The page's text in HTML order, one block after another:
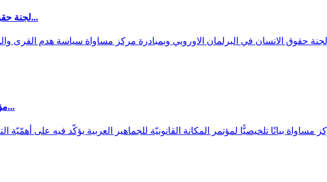
لجنة حقوق الانسان في البرلمان الاوروبي تناقش هدم...
مؤتمر المكانة القانونيّة يؤكّد على أهمّيّة التّصدّي...